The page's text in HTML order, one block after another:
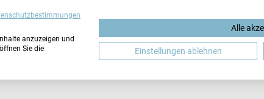
anzuzeigen und
Sie die
Alle
Einstellungen ablehnen